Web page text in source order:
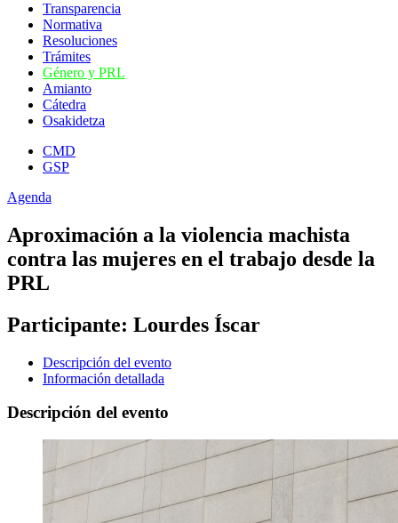
Transparencia
Normativa
Resoluciones
Trámites
Género y PRL
Amianto
Cátedra
Osakidetza
CMD
GSP
Agenda
Aproximación a la violencia machista
contra las mujeres en el trabajo desde la
PRL
Participante: Lourdes Íscar
Descripción del evento
Información detallada
Descripción del evento